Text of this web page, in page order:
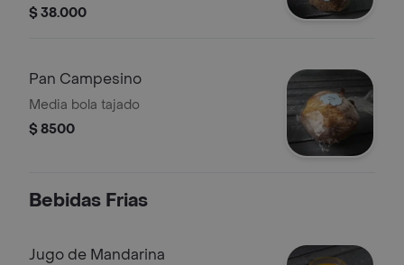
edulzado con miel y map le
$ 38.000
Pan Campesino
Media bola tajado
$ 8500
Bebidas Frias
Jugo de Mandarina